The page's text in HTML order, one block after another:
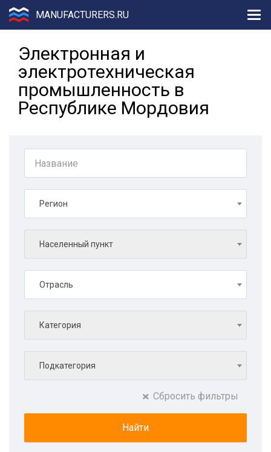
MANUFACTURERS.RU
Электронная и
электротехническая
промышленность в
Республике Мордовия
Регион
Населенный пункт
Отрасль
Категория
Подкатегория
Сбросить фильтры